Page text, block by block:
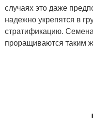
случаях это даже
надежно укрепятся в
стратификацию.
проращиваются таким